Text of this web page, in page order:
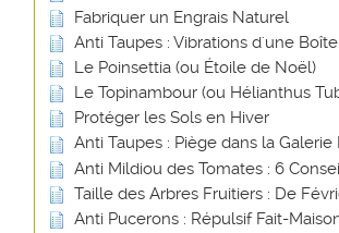
Fabriquer un Engrais Naturel
Anti Taupes : Vibrations d'une
Le Poinsettia (ou Étoile de Noël)
Le Topinambour (ou Hélianthus
Protéger les Sols en Hiver
Anti Taupes : Piège dans la Galerie
Anti Mildiou des Tomates : 6
Taille des Arbres Fruitiers : De
Anti Pucerons : Répulsif Fait-